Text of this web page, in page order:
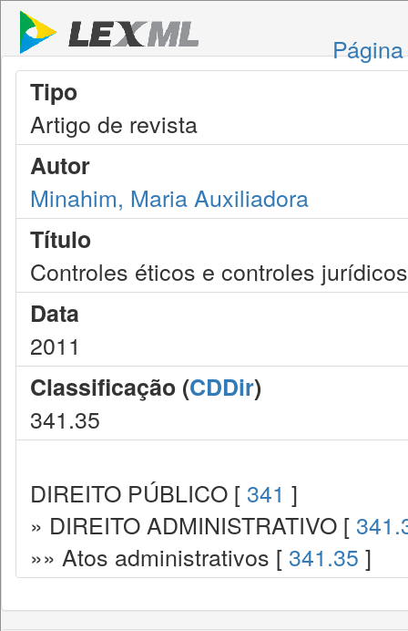
Tipo
Artigo de revista
Autor
Minahim, Maria Auxiliadora
Título
Controles éticos e controles
Data
2011
Classificação (CDDir)
341.35
DIREITO PÚBLICO [ 341 ]
» DIREITO ADMINISTRATIVO [
»» Atos administrativos [ 341.35 ]